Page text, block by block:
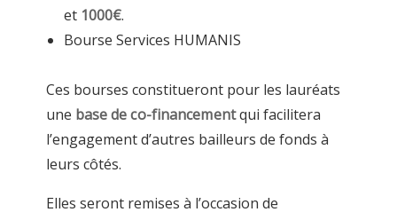
et 1000€.
Bourse Services HUMANIS
Ces bourses constitueront pour les lauréats
une base de co-financementqui facilitera
l’engagement d’autres bailleurs de fonds à
leurs côtés.
Elles seront remises à l’occasion de